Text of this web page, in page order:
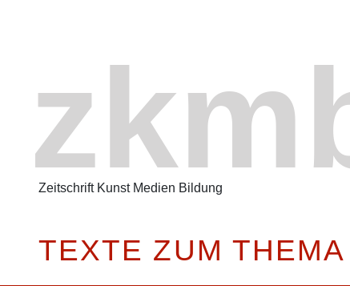
Zeitschrift Kunst Medien Bildung
TEXTE ZUM THEMA